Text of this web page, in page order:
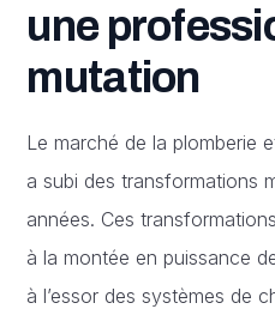
une
mutation
Le marché de la plomberie
a subi des transformations
années. Ces
à la montée en puissance
à l’essor des systèmes de